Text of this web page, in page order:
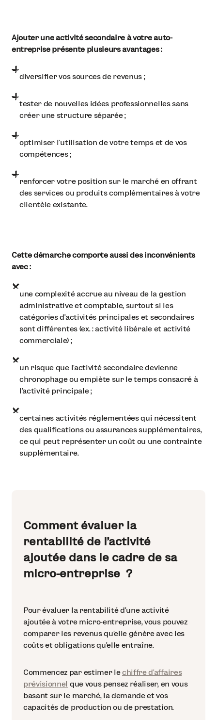
Ajouter une activité secondaire à votre auto-
entreprise présente plusieurs avantages :
diversifier vos sources de revenus ;
tester de nouvelles idées professionnelles sans
créer une structure séparée ;
optimiser l’utilisation de votre temps et de vos
compétences ;
renforcer votre position sur le marché en offrant
des services ou produits complémentaires à votre
clientèle existante.
Cette démarche comporte aussi des inconvénients
avec :
une complexité accrue au niveau de la gestion
administrative et comptable, surtout si les
catégories d’activités principales et secondaires
sont différentes (ex. : activité libérale et activité
commerciale) ;
un risque que l’activité secondaire devienne
chronophage ou empiète sur le temps consacré à
l’activité principale ;
certaines activités réglementées qui nécessitent
des qualifications ou assurances supplémentaires,
ce qui peut représenter un coût ou une contrainte
supplémentaire.
Comment évaluer la
rentabilité de l’activité
ajoutée dans le cadre de sa
micro-entreprise ?
Pour évaluer la rentabilité d’une activité
ajoutée à votre micro-entreprise, vous pouvez
comparer les revenus qu’elle génère avec les
coûts et obligations qu’elle entraîne.
Commencez par estimer lechiffre d’affaires
prévisionnel que vous pensez réaliser, en vous
basant sur le marché, la demande et vos
capacités de production ou de prestation.